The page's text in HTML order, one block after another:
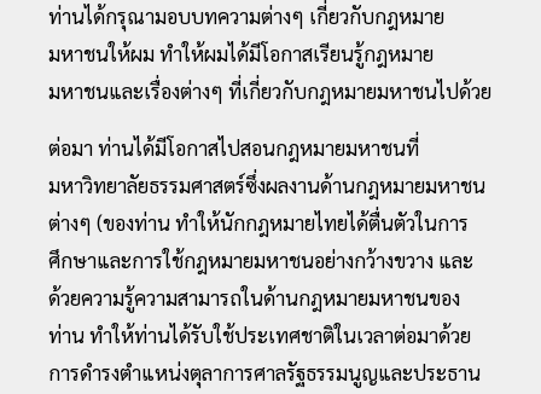
ท่านได้กรุณามอบบทความต่างๆ เกี่ยวกับกฎหมาย
มหาชนให้ผม ทำให้ผมได้มีโอกาสเรียนรู้กฎหมาย
มหาชนและเรื่องต่างๆ ที่เกี่ยวกับกฎหมายมหาชนไปด้วย
ต่อมา ท่านได้มีโอกาสไปสอนกฎหมายมหาชนที่
มหาวิทยาลัยธรรมศาสตร์ซึ่งผลงานด้านกฎหมายมหาชน
ต่างๆ (ของท่าน ทำให้นักกฎหมายไทยได้ตื่นตัวในการ
ศึกษาและการใช้กฎหมายมหาชนอย่างกว้างขวาง และ
ด้วยความรู้ความสามารถในด้านกฎหมายมหาชนของ
ท่าน ทำให้ท่านได้รับใช้ประเทศชาติในเวลาต่อมาด้วย
การดำรงตำแหน่งตุลาการศาลรัฐธรรมนูญและประธาน